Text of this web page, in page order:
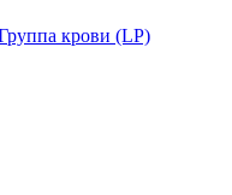
крови (LP)